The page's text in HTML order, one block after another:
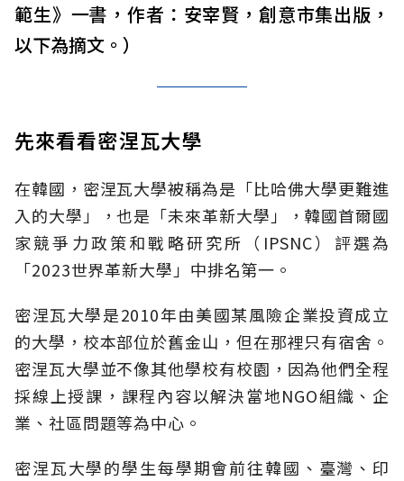
範生》一書，作者：安宰賢，創意市集出版，
以下為摘文。）
先來看看密涅瓦大學
在韓國，密涅瓦大學被稱為是「比哈佛大學更難進
入的大學」，也是「未來革新大學」，韓國首爾國
家競爭力政策和戰略研究所（IPSNC）評選為
「2023世界革新大學」中排名第一。
密涅瓦大學是2010年由美國某風險企業投資成立
的大學，校本部位於舊金山，但在那裡只有宿舍。
密涅瓦大學並不像其他學校有校園，因為他們全程
採線上授課，課程內容以解決當地NGO組織、企
業、社區問題等為中心。
密涅瓦大學的學生每學期會前往韓國、臺灣、印